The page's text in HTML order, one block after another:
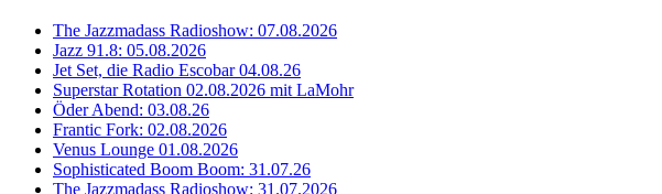
The Jazzmadass Radioshow: 07.08.2026
Jazz 91.8: 05.08.2026
Jet Set, die Radio Escobar 04.08.26
Superstar Rotation 02.08.2026 mit LaMohr
Öder Abend: 03.08.26
Frantic Fork: 02.08.2026
Venus Lounge 01.08.2026
Sophisticated Boom Boom: 31.07.26
The Jazzmadass Radioshow: 31.07.2026